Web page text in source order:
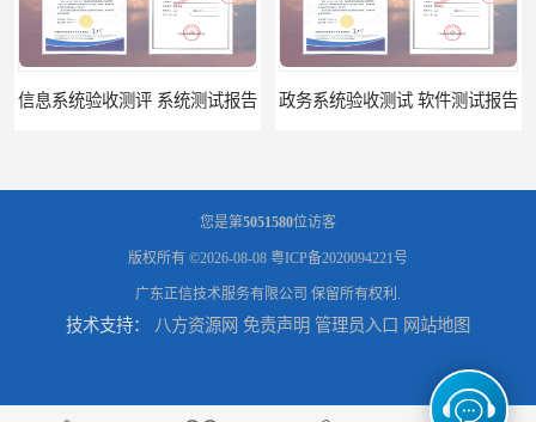
信息系统验收测评 系统测试报告 政务系统验收测试 软件测试报告
软件系统验收测试？软件验收测评的标准及政策依据？软件验收测评服务内容？ 软件确认测试 确认测试报告
您是第5051580位访客
版权所有 ©2026-08-08 粤ICP备2020094221号
广东正信技术服务有限公司 保留所有权利.
技术支持： 八方资源网 免责声明 管理员入口 网站地图